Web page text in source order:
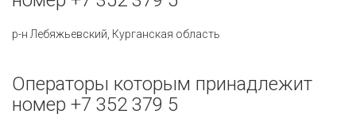
р-н Лебяжьевский, Курганская область
Операторы которым принадлежит
номер +7 352 379 5